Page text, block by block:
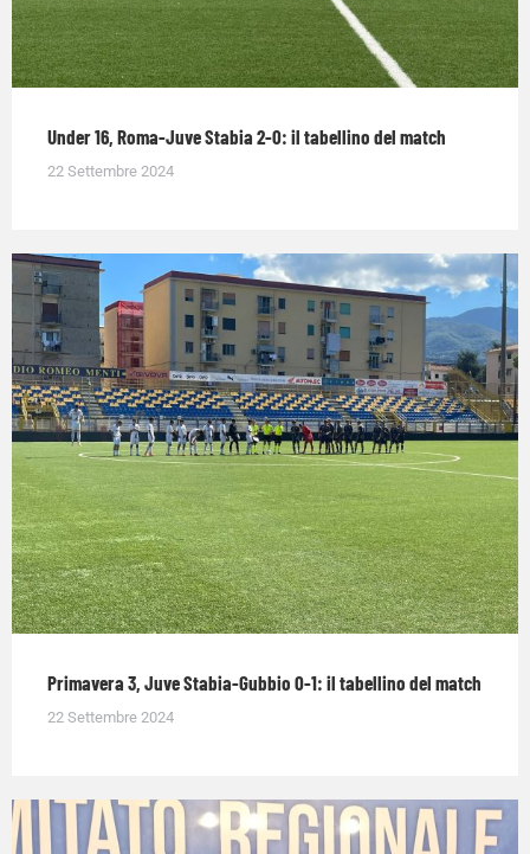
Under 16, Roma-Juve Stabia 2-0: il tabellino del match
22 Settembre 2024
Primavera 3, Juve Stabia-Gubbio 0-1: il tabellino del match
22 Settembre 2024